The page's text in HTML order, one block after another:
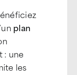
ficiez
’un plan
: une
les